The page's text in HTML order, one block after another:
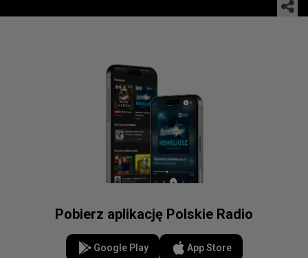
Pobierz aplikację Polskie Radio
Google Play App Store